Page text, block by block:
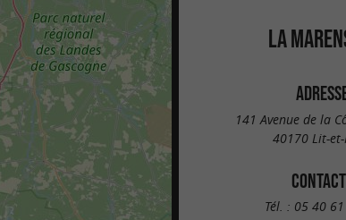
LA
141 Avenue de la
40170 Lit-
Tél. : 05 40